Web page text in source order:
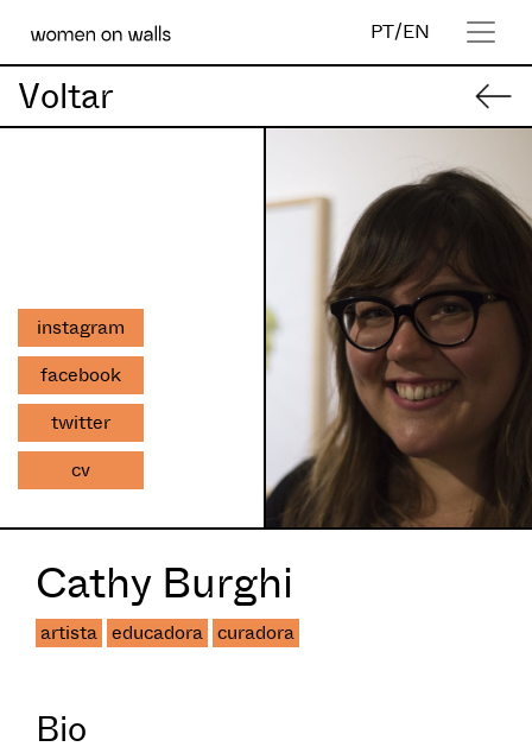
PT/EN
Voltar
instagram
facebook
twitter
cv
Cathy Burghi
artista educadora curadora
Bio